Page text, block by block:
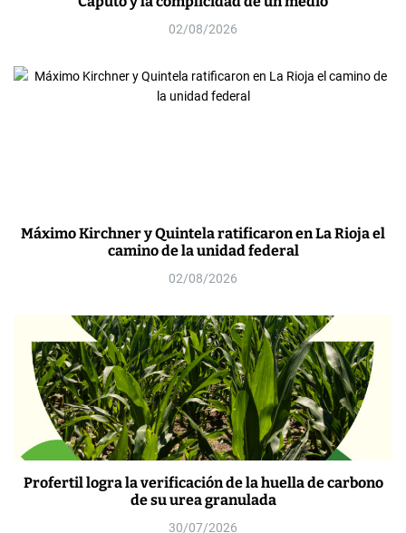
02/08/2026
Máximo Kirchner y Quintela ratificaron en La Rioja el
camino de la unidad federal
02/08/2026
Profertil logra la verificación de la huella de carbono
de su urea granulada
30/07/2026